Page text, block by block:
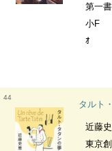
第一
小F
ｵ
44
タルト
近藤
東京